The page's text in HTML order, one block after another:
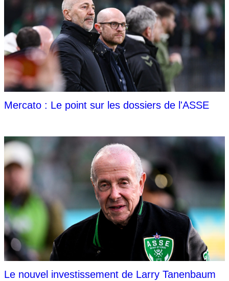
Mercato : Le point sur les dossiers de l'ASSE
Le nouvel investissement de Larry Tanenbaum